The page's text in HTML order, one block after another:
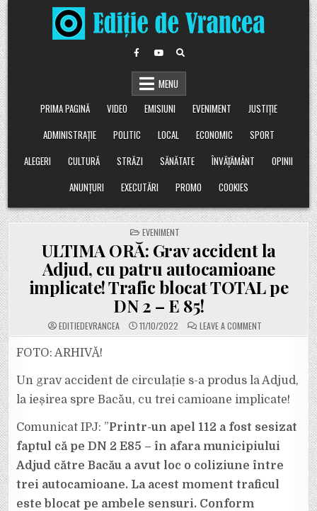
Skip
to
content
MENU
PRIMA PAGINĂ
VIDEO EMISIUNI EVENIMENT
JUSTIȚIE
ADMINISTRAȚIE
POLITIC LOCAL ECONOMIC
SPORT
ALEGERI
CULTURĂ STRĂZI SĂNĂTATE ÎNVĂȚĂMÂNT
OPINII
ANUNȚURI
EXECUTĂRI PROMO COOKIES
POSTED
IN
EVENIMENT
ULTIMA ORĂ: Grav accident la
Adjud, cu patru autocamioane
implicate! Trafic blocat TOTAL pe
DN 2 – E 85!
EDITIEDEVRANCEA 11/10/2022 LEAVE A COMMENT
ULTIMA
ADJUD,
CU
PATRU
AUTOCAMIOANE
BLOCAT
PE
DN
2
–
85!
FOTO: ARHIVĂ!
Un grav accident de circulație s-a produs la Adjud,
la ieșirea spre Bacău, cu trei camioane implicate!
Comunicat IPJ: ”Printr-un apel 112 a fost sesizat
faptul că pe DN 2 E85 – în afara municipiului
Adjud către Bacău a avut loc o coliziune între
trei autocamioane. La acest moment traficul
este blocat pe ambele sensuri. Conform